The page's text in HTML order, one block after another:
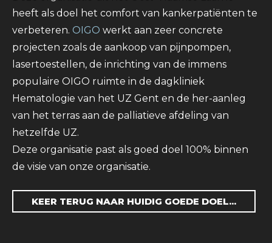
heeft als doel het comfort van kankerpatiënten te
verbeteren. OIGO werkt aan zeer concrete
projecten zoals de aankoop van pijnpompen,
lasertoestellen, de inrichting van de immens
populaire OIGO ruimte in de dagkliniek
Hematologie van het UZ Gent en de her-aanleg
van het terras aan de palliatieve afdeling van
hetzelfde UZ.
Deze organisatie past als goed doel 100% binnen
de visie van onze organisatie.
KEER TERUG NAAR HUIDIG GOEDE DOEL...